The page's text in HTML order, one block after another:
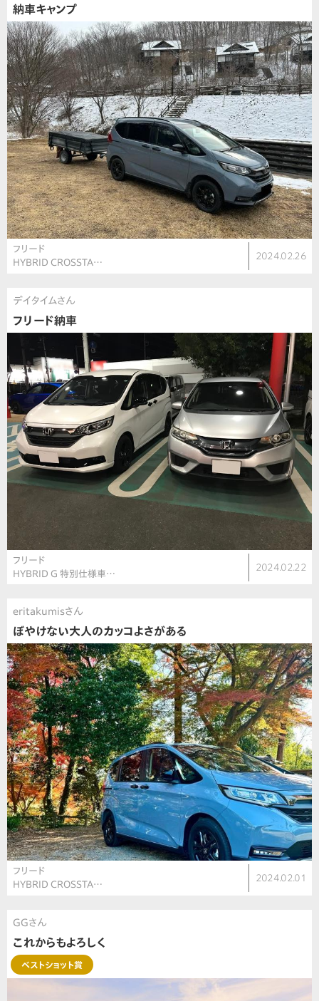
納車キャンプ
フリード
HYBRID CROSSTA…
2024.02.26
デイタイムさん
フリード納車
フリード
HYBRID G 特別仕様車…
2024.02.22
eritakumisさん
ぼやけない大人のカッコよさがある
フリード
HYBRID CROSSTA…
2024.02.01
GGさん
これからもよろしく
ベストショット賞